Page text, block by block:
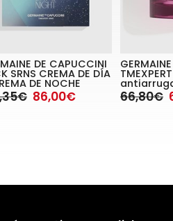
DE CAPUCCINI
SRNS CREMA DE DÍA
DE NOCHE
86,00€ 66,80€